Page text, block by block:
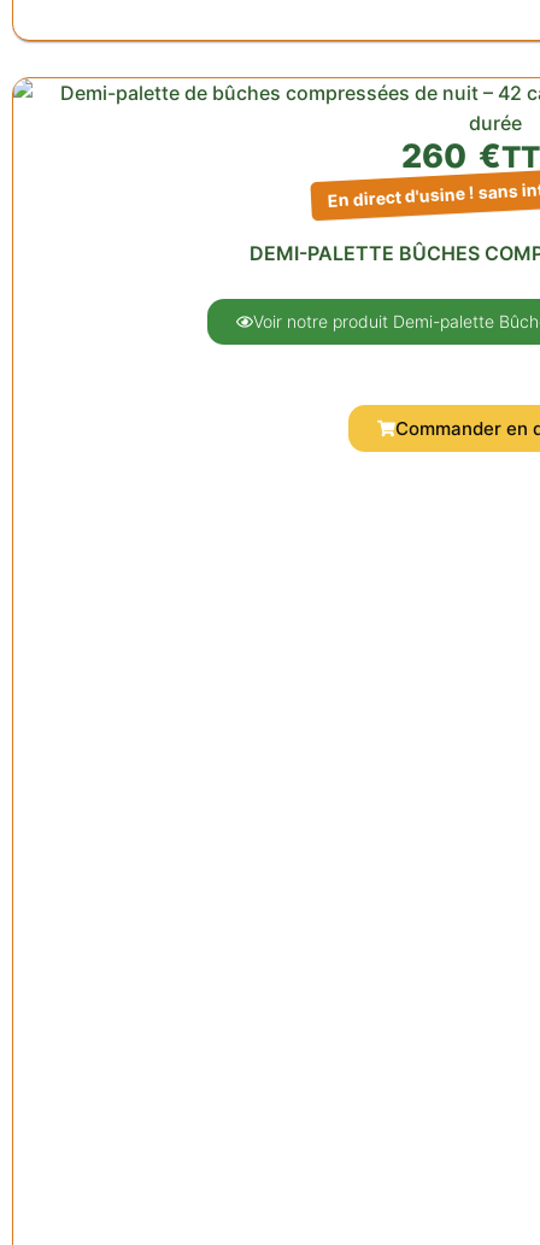
260 €
En direct d'usine ! sans
DEMI-PALETTE BÛCHES
Voir notre produit Demi-palette
Commander en